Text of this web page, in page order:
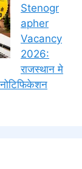
Stenogr
apher
Vacancy
2026:
राजस्थान मे
नोटिफिकेशन